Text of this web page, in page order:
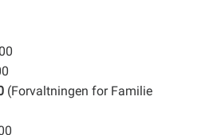
(Forvaltningen for Familie